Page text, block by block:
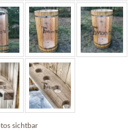
sichtbar